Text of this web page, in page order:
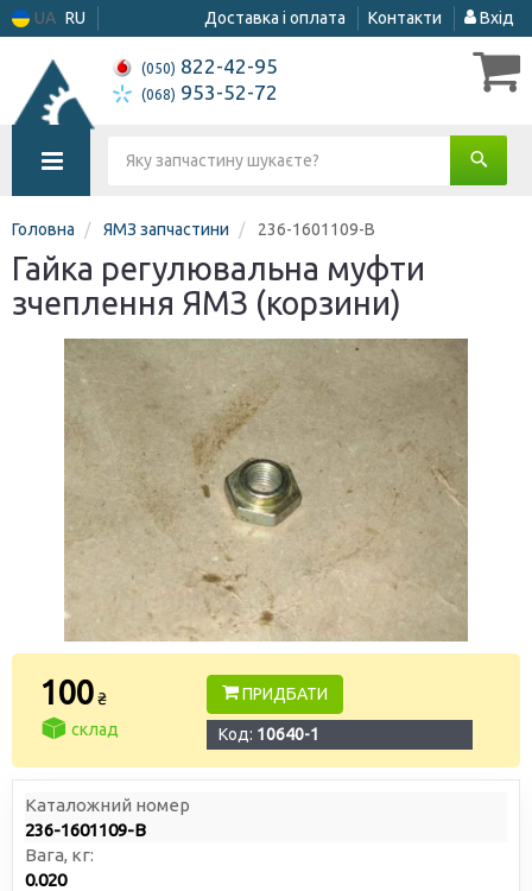
UA RU Доставка і оплата Контакти Вхід
(050) 822-42-95
(068) 953-52-72
Головна ЯМЗ запчастини 236-1601109-В
Гайка регулювальна муфти
зчеплення ЯМЗ (корзини)
100₴
склад
ПРИДБАТИ
Код: 10640-1
Каталожний номер
236-1601109-В
Вага, кг:
0.020